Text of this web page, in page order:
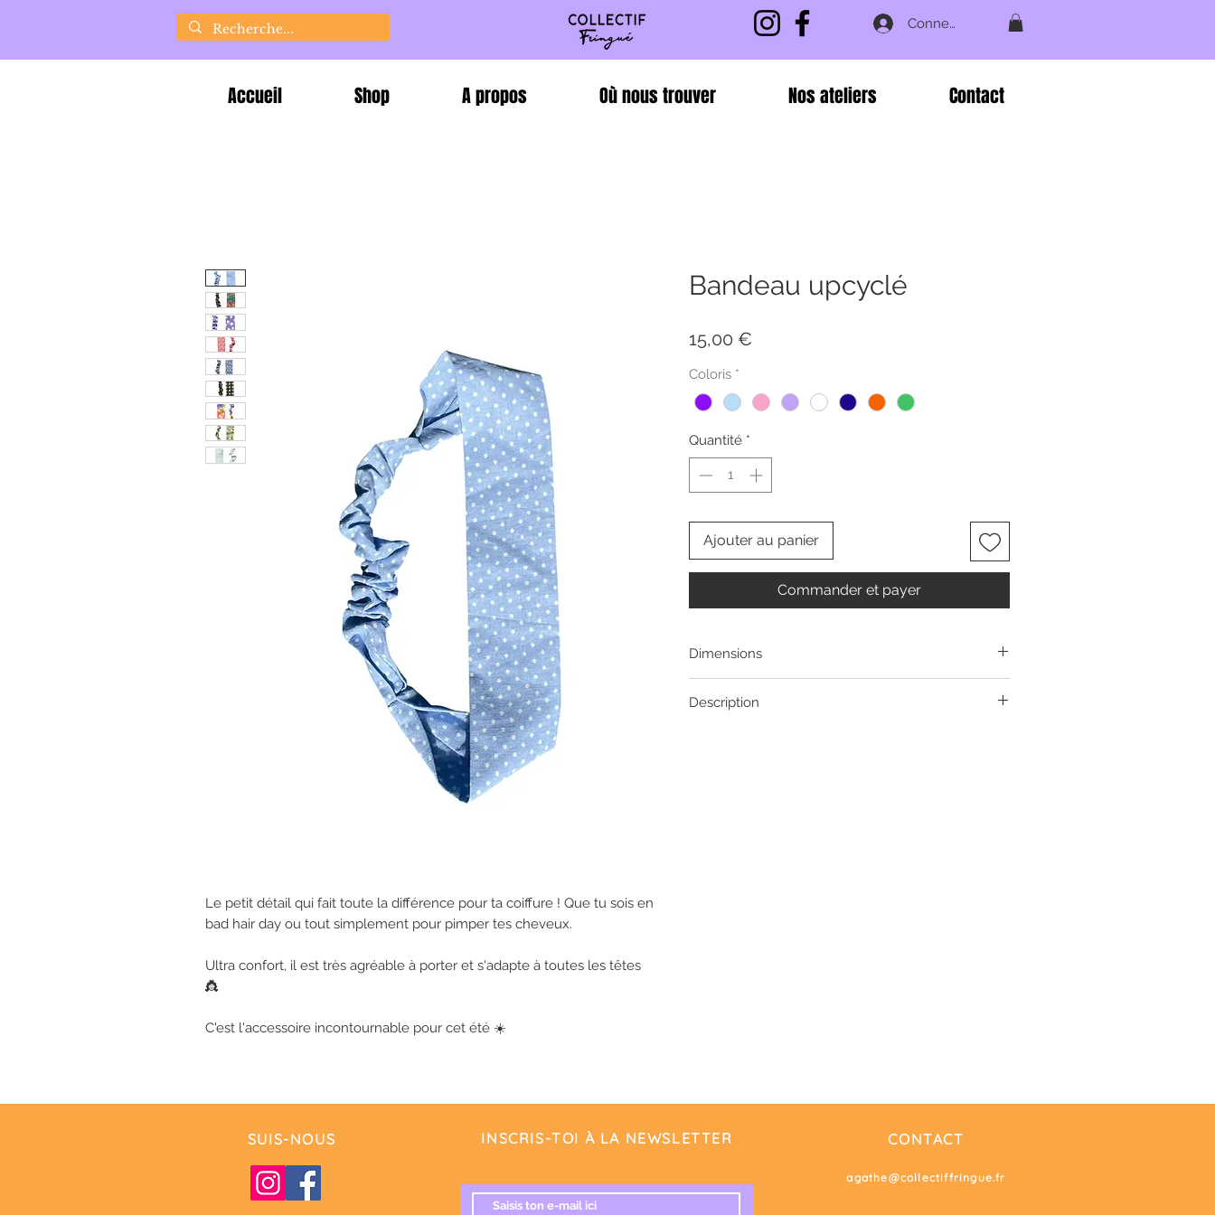
Connexion
Accueil Shop A propos Où nous trouver Nos ateliers Contact
Le petit détail qui fait toute la différence pour ta coiffure ! Que tu sois en
bad hair day ou tout simplement pour pimper tes cheveux.
Ultra confort, il est très agréable à porter et s'adapte à toutes les têtes
👸
C'est l'accessoire incontournable pour cet été ☀️
Bandeau upcyclé
15,00 €
Coloris *
Quantité *
Ajouter au panier
Commander et payer
Dimensions
Description
SUIS-NOUS INSCRIS-TOI À LA NEWSLETTER CONTACT
agathe@collectiffringue.fr